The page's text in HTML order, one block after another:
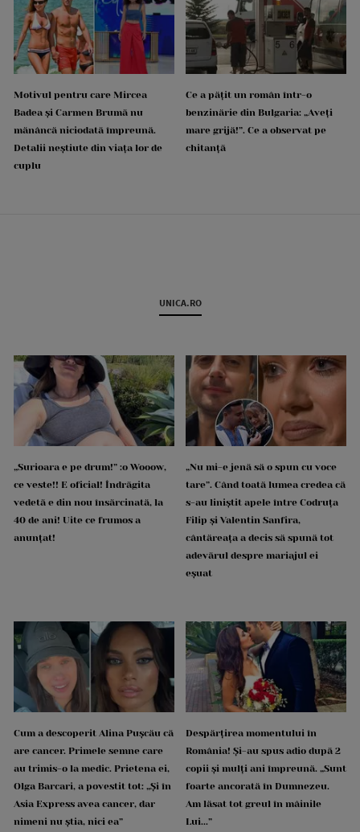
Motivul pentru care Mircea
Badea și Carmen Brumă nu
mănâncă niciodată împreună.
Detalii neștiute din viața lor de
cuplu
Ce a pățit un român într-o
benzinărie din Bulgaria: „Aveți
mare grijă!”. Ce a observat pe
chitanță
UNICA.RO
„Surioara e pe drum!” :o Wooow,
ce veste!! E oficial! Îndrăgita
vedetă e din nou însărcinată, la
40 de ani! Uite ce frumos a
anunțat!
„Nu mi-e jenă să o spun cu voce
tare”. Când toată lumea credea că
s-au liniștit apele între Codruța
Filip și Valentin Sanfira,
cântăreața a decis să spună tot
adevărul despre mariajul ei
eșuat
Cum a descoperit Alina Pușcău că
are cancer. Primele semne care
au trimis-o la medic. Prietena ei,
Olga Barcari, a povestit tot: „Și în
Asia Express avea cancer, dar
nimeni nu știa, nici ea”
Despărțirea momentului în
România! Și-au spus adio după 2
copii și mulți ani împreună. „Sunt
foarte ancorată în Dumnezeu.
Am lăsat tot greul în mâinile
Lui...”